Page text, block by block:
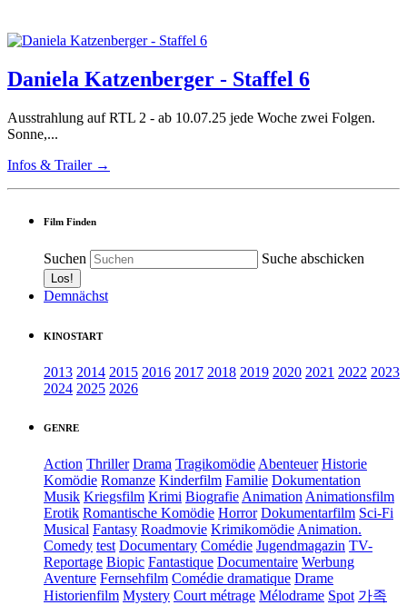
Daniela Katzenberger - Staffel 6
Ausstrahlung auf RTL 2 - ab 10.07.25 jede Woche zwei Folgen.
Sonne,...
Infos & Trailer →
Film Finden
Suchen Suche abschicken
Demnächst
KINOSTART
2013 2014 2015 2016 2017 2018 2019 2020 2021 2022 2023
2024 2025 2026
GENRE
Action Thriller Drama TragikomödieAbenteuer Historie
Komödie Romanze Kinderfilm Familie Dokumentation
Musik Kriegsfilm Krimi BiografieAnimationAnimationsfilm
Erotik Romantische Komödie Horror Dokumentarfilm Sci-Fi
Musical Fantasy Roadmovie KrimikomödieAnimation.
Comedy test Documentary Comédie Jugendmagazin TV-
Reportage Biopic Fantastique Documentaire Werbung
Aventure Fernsehfilm Comédie dramatique Drame
Historienfilm Mystery Court métrage Mélodrame Spot 가족